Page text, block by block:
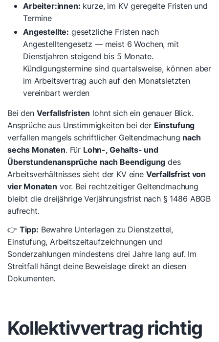
Arbeiter:innen: kurze, im KV geregelte Fristen und
Termine
Angestellte: gesetzliche Fristen nach
Angestelltengesetz — meist 6 Wochen, mit
Dienstjahren steigend bis 5 Monate.
Kündigungstermine sind quartalsweise, können aber
im Arbeitsvertrag auch auf den Monatsletzten
vereinbart werden
Bei den Verfallsfristen lohnt sich ein genauer Blick.
Ansprüche aus Unstimmigkeiten bei der Einstufung
verfallen mangels schriftlicher Geltendmachung nach
sechs Monaten. Für Lohn-, Gehalts- und
Überstundenansprüche nach Beendigung des
Arbeitsverhältnisses sieht der KV eine Verfallsfrist von
vier Monaten vor. Bei rechtzeitiger Geltendmachung
bleibt die dreijährige Verjährungsfrist nach § 1486 ABGB
aufrecht.
👉 Tipp: Bewahre Unterlagen zu Dienstzettel,
Einstufung, Arbeitszeitaufzeichnungen und
Sonderzahlungen mindestens drei Jahre lang auf. Im
Streitfall hängt deine Beweislage direkt an diesen
Dokumenten.
Kollektivvertrag richtig